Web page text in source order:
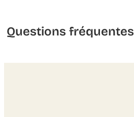
Questions fréquentes